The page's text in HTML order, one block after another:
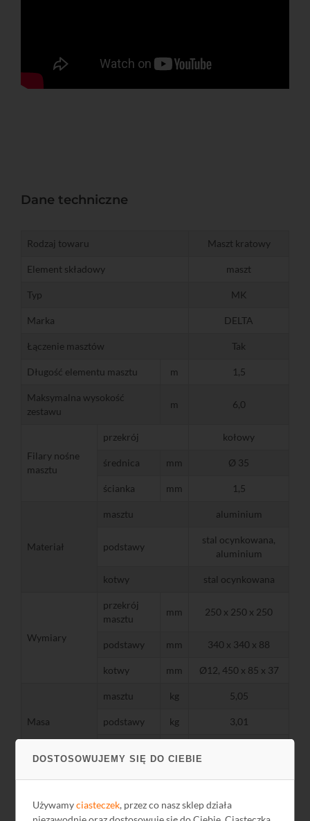
DOSTOSOWUJEMY SIĘ DO CIEBIE
Używamyciasteczek, przez co nasz sklep działa
Dane techniczne
Rodzaj towaru Maszt kratowy
Element składowy maszt
Typ MK
Marka DELTA
Łączenie masztów Tak
Długość elementu masztu m 1,5
Maksymalna wysokość
zestawu
m 6,0
Filary nośne
masztu
przekrój kołowy
średnica mm Ø 35
ścianka mm 1,5
Materiał
masztu aluminium
podstawy
stal ocynkowana,
aluminium
kotwy stal ocynkowana
Wymiary
przekrój
masztu
mm 250 x 250 x 250
podstawy mm 340 x 340 x 88
kotwy mm Ø12, 450 x 85 x 37
Masa
masztu kg 5,05
podstawy kg 3,01